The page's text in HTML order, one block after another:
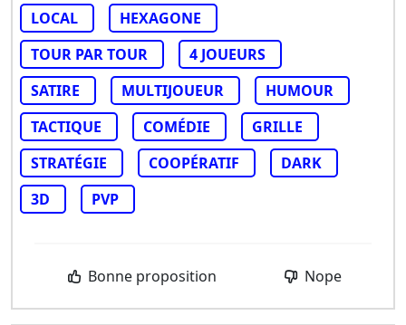
LOCAL
HEXAGONE
TOUR PAR TOUR
4 JOUEURS
SATIRE
MULTIJOUEUR
HUMOUR
TACTIQUE
COMÉDIE
GRILLE
STRATÉGIE
COOPÉRATIF
DARK
3D
PVP
Bonne proposition Nope